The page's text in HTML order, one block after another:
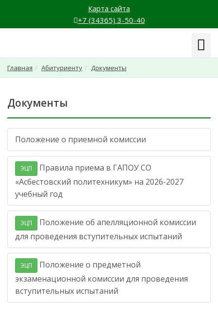
Карта сайта
+7 (34365) 3-50-40
Главная Абитуриенту Документы
Документы
Положение о приемной комиссии
ЭЦП
Правила приема в ГАПОУ СО
«Асбестовский политехникум» на 2026-2027
учебный год
ЭЦП
Положение об апелляционной комиссии
для проведения вступительных испытаний
ЭЦП
Положение о предметной
экзаменационной комиссии для проведения
вступительных испытаний